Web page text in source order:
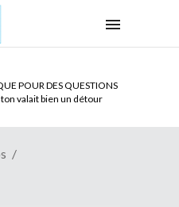
POUR DES QUESTIONS
valait bien un détour